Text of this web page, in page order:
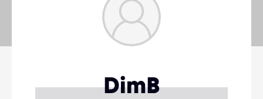
DimB